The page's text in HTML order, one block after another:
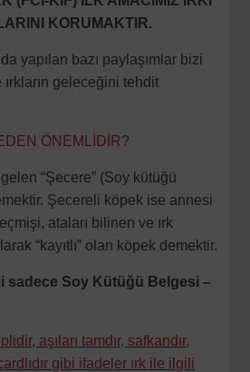
KORUMAKTIR.
yapılan bazı paylaşımlar bizi
geleceğini tehdit
ÖNEMLİDİR?
“Şecere” (Soy kütüğü
Şecereli köpek ise annesi
ataları bilinen ve ırk
“kayıtlı” olan köpek demektir.
sadece Soy Kütüğü Belgesi –
aşıları tamdır, safkandır,
gibi ifadeler ırk ile ilgili